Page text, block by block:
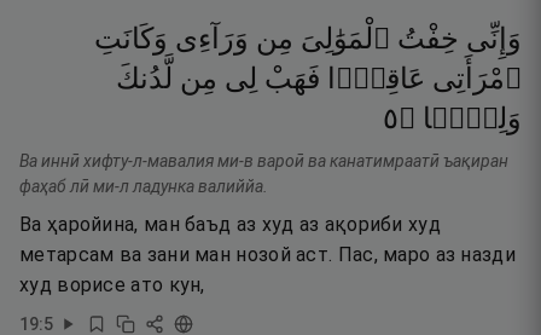
وَإِنِّى خِفْتُ ٱلْمَوَٰلِىَ مِن وَرَآءِى وَكَانَتِ
ٱمْرَأَتِى عَاقِرًۭا فَهَبْ لِى مِن لَّدُنكَ
وَلِيًّۭا ۝٥
Ва иннӣ хифту-л-мавалия ми-в вароӣ ва канатимраатӣ ъақиран
фаҳаб лӣ ми-л ладунка валиййа.
Ва ҳаройина, ман баъд аз худ аз ақориби худ
метарсам ва зани ман нозой аст. Пас, маро аз назди
худ ворисе ато кун,
19:5